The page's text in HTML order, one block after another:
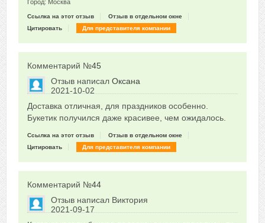
Город: Москва
Ссылка на этот отзыв
Отзыв в отдельном окне
Цитировать
Для представителя компании
Комментарий №45
Отзыв написал Оксана
2021-10-02
+1
Сказать друзьям об отзыве
Доставка отличная, для праздников особенно.
Букетик получился даже красивее, чем ожидалось.
Ссылка на этот отзыв
Отзыв в отдельном окне
Цитировать
Для представителя компании
Комментарий №44
Отзыв написал Виктория
2021-09-17